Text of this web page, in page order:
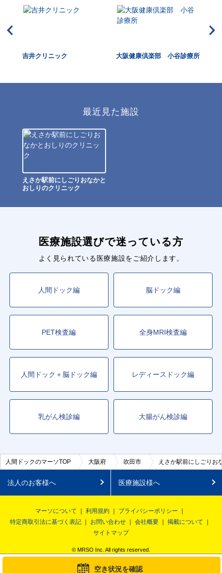
空き状況を確認
吉井クリニック 大阪健康倶楽部 小谷診療所
最近見た施設
えさか駅前にしごりおなかと
おしりのクリニック
医療施設選びで迷っている方
よく見られている医療施設をご紹介します。
人間ドック編 脳ドック編
PET検査編 全身MRI検査編
人間ドック＋脳ドック編 レディースドック編
乳がん検診編 大腸がん検診編
人間ドックのマーソTOP 大阪府 吹田市 えさか駅前にしごりお
法人のお客様へ 医療施設様へ
マーソについて 利用規約
プライバシーポリシー
特定商取引法に基づく表記
お問い合わせ 会社概要
掲載について
サイトマップ
© MRSO Inc. All rights reserved.